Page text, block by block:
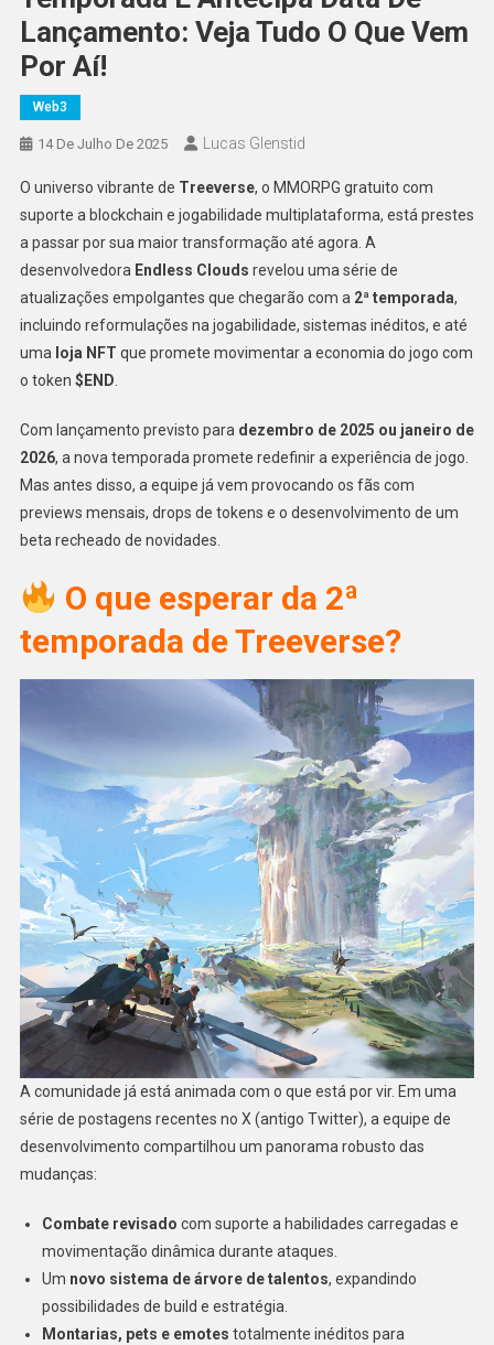
Lançamento: Veja Tudo O Que Vem
Por Aí!
Web3
14 De Julho De 2025 Lucas Glenstid
O universo vibrante de Treeverse, o MMORPG gratuito com
suporte a blockchain e jogabilidade multiplataforma, está prestes
a passar por sua maior transformação até agora. A
desenvolvedora Endless Clouds revelou uma série de
atualizações empolgantes que chegarão com a 2ª temporada,
incluindo reformulações na jogabilidade, sistemas inéditos, e até
uma loja NFT que promete movimentar a economia do jogo com
o token $END
Com lançamento previsto para dezembro de 2025 ou janeiro de
2026, a nova temporada promete redefinir a experiência de jogo.
Mas antes disso, a equipe já vem provocando os fãs com
previews mensais, drops de tokens e o desenvolvimento de um
beta recheado de novidades.
O que esperar da 2ª
temporada de Treeverse?
A comunidade já está animada com o que está por vir. Em uma
série de postagens recentes no X (antigo Twitter), a equipe de
desenvolvimento compartilhou um panorama robusto das
mudanças:
Combate revisado com suporte a habilidades carregadas e
movimentação dinâmica durante ataques.
Um novo sistema de árvore de talentos, expandindo
possibilidades de build e estratégia.
Montarias, pets e emotes totalmente inéditos para